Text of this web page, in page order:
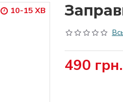
10-15 ХВ
490 грн.